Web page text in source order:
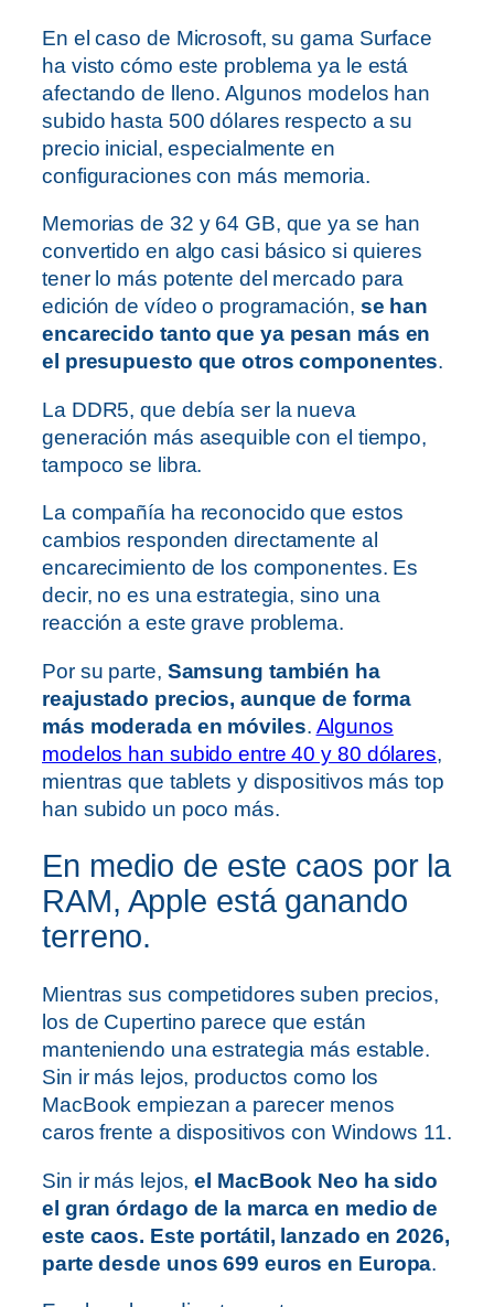
En el caso de Microsoft, su gama Surface
ha visto cómo este problema ya le está
afectando de lleno. Algunos modelos han
subido hasta 500 dólares respecto a su
precio inicial, especialmente en
configuraciones con más memoria.
Memorias de 32 y 64 GB, que ya se han
convertido en algo casi básico si quieres
tener lo más potente del mercado para
edición de vídeo o programación, se han
encarecido tanto que ya pesan más en
el presupuesto que otros componentes.
La DDR5, que debía ser la nueva
generación más asequible con el tiempo,
tampoco se libra.
La compañía ha reconocido que estos
cambios responden directamente al
encarecimiento de los componentes. Es
decir, no es una estrategia, sino una
reacción a este grave problema.
Por su parte, Samsung también ha
reajustado precios, aunque de forma
más moderada en móviles. Algunos
modelos han subido entre 40 y 80 dólares,
mientras que tablets y dispositivos más top
han subido un poco más.
En medio de este caos por la
RAM, Apple está ganando
terreno.
Mientras sus competidores suben precios,
los de Cupertino parece que están
manteniendo una estrategia más estable.
Sin ir más lejos, productos como los
MacBook empiezan a parecer menos
caros frente a dispositivos con Windows 11.
Sin ir más lejos,el MacBook Neo ha sido
el gran órdago de la marca en medio de
este caos. Este portátil, lanzado en 2026,
parte desde unos 699 euros en Europa.